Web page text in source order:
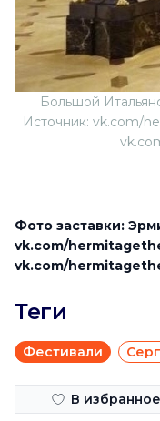
Большой
Источник: vk.com/
Фото заставки:
vk.com/
vk.com/
Теги
Фестивали
В избранное